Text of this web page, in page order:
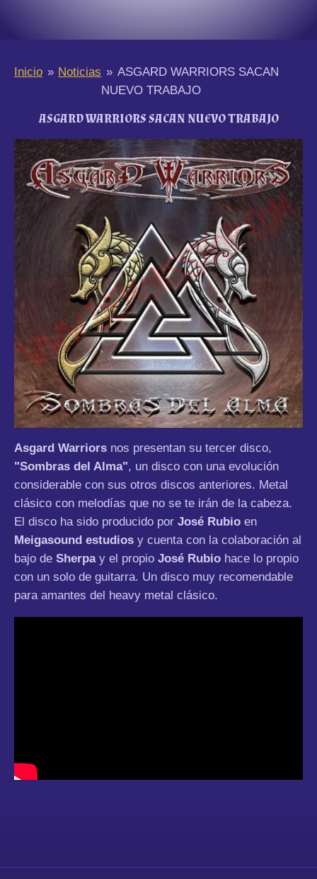
Inicio » Noticias » ASGARD WARRIORS SACAN
NUEVO TRABAJO
ASGARD WARRIORS SACAN NUEVO TRABAJO
Asgard Warriors nos presentan su tercer disco,
"Sombras del Alma", un disco con una evolución
considerable con sus otros discos anteriores. Metal
clásico con melodías que no se te irán de la cabeza.
El disco ha sido producido por José Rubio en
Meigasound estudios y cuenta con la colaboración al
bajo de Sherpay el propio José Rubio hace lo propio
con un solo de guitarra. Un disco muy recomendable
para amantes del heavy metal clásico.